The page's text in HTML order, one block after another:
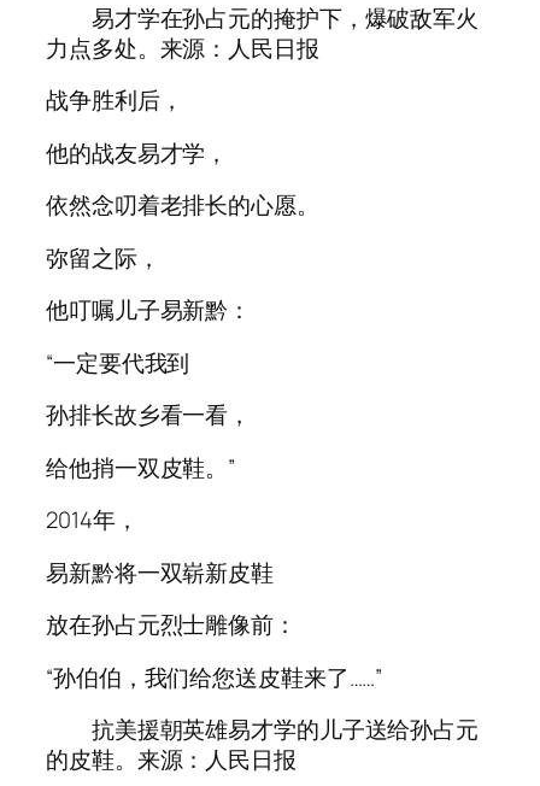
易才学在孙占元的掩护下，爆破敌军火
力点多处。来源：人民日报
战争胜利后，
他的战友易才学，
依然念叨着老排长的心愿。
弥留之际，
他叮嘱儿子易新黔：
“一定要代我到
孙排长故乡看一看，
给他捎一双皮鞋。”
2014年，
易新黔将一双崭新皮鞋
放在孙占元烈士雕像前：
“孙伯伯，我们给您送皮鞋来了……”
抗美援朝英雄易才学的儿子送给孙占元
的皮鞋。来源：人民日报